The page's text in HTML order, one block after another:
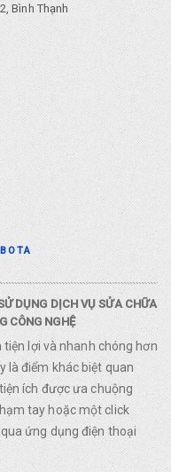
Bình Thạnh
BOTA
DỤNG DỊCH VỤ SỬA CHỮA
CÔNG NGHỆ
lợi và nhanh chóng hơn
là điểm khác biệt quan
ích được ưa chuộng
tay hoặc một click
ứng dụng điện thoại